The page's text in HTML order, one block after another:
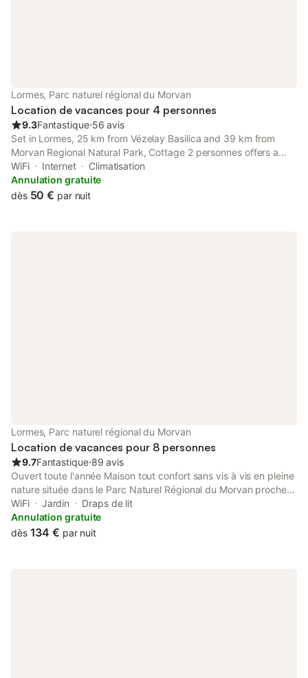
Lormes, Parc naturel régional du Morvan
Location de vacances pour 4 personnes
9.3Fantastique⋅56 avis
Set in Lormes, 25 km from Vézelay Basilica and 39 km from
Morvan Regional Natural Park, Cottage 2 personnes offers a
garden and air conditioning. This holiday home offers free
private parking, a 24-hour front desk and free WiFi.
WiFi Internet
Climatisation
Annulation gratuite
dès 50 € par nuit
Lormes, Parc naturel régional du Morvan
Location de vacances pour 8 personnes
9.7Fantastique⋅89 avis
Ouvert toute l'année Maison tout confort sans vis à vis en pleine
nature située dans le Parc Naturel Régional du Morvan proche
d'un ruisseau et à 2 kms de Lormes. Vous serez proche des lacs
mais aussi de Vézelay - Avallon du Chateau de Bazoches.... Au
Rdc : séjour coin cuisine équipée, 1 chbre (1 lit 2 pers.), salle de
WiFi Jardin
Draps de lit
Annulation gratuite
dès 134 € par nuit